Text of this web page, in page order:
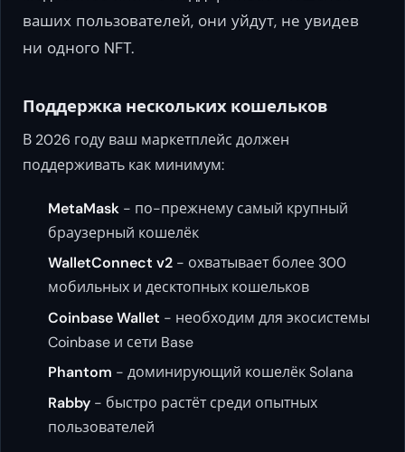
ваших пользователей, они уйдут, не увидев
ни одного NFT.
Поддержка нескольких кошельков
В 2026 году ваш маркетплейс должен
поддерживать как минимум:
MetaMask - по-прежнему самый крупный
браузерный кошелёк
WalletConnect v2 - охватывает более 300
мобильных и десктопных кошельков
Coinbase Wallet - необходим для экосистемы
Coinbase и сети Base
Phantom - доминирующий кошелёк Solana
Rabby - быстро растёт среди опытных
пользователей